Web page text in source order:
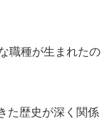
職種が生まれたの
た歴史が深く関係